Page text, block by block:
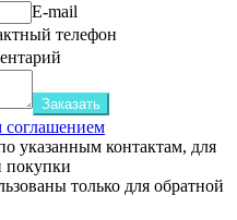
E-mail
телефон
Заказать
соглашением
указанным контактам, для
покупки
только для обратной